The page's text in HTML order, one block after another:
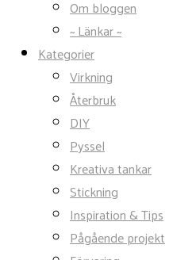
Om bloggen
~ Länkar ~
Kategorier
Virkning
Återbruk
DIY
Pyssel
Kreativa tankar
Stickning
Inspiration & Tips
Pågående projekt